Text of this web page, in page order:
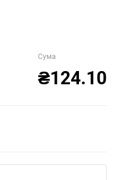
Сума
₴124.10